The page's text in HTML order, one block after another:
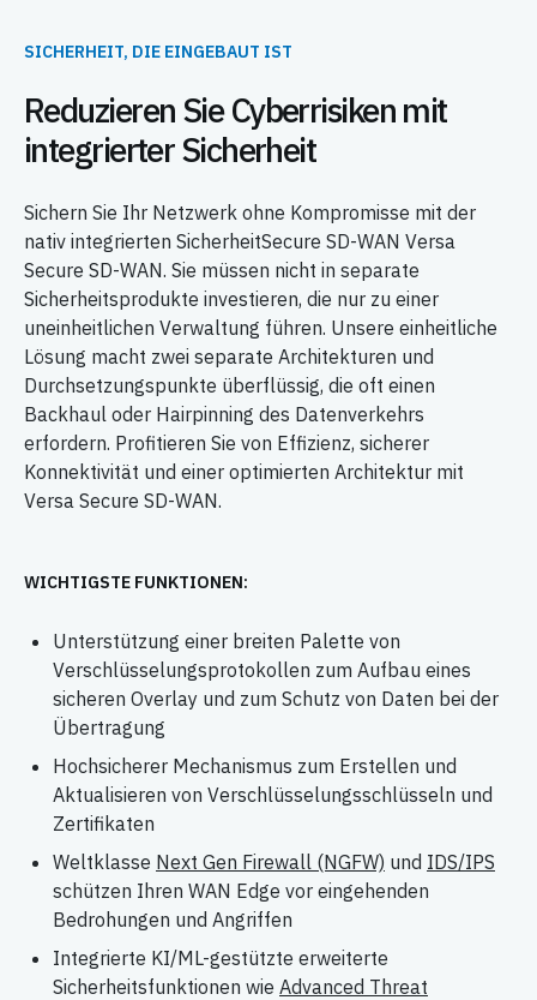
SICHERHEIT, DIE EINGEBAUT IST
Reduzieren Sie Cyberrisiken mit
integrierter Sicherheit
Sichern Sie Ihr Netzwerk ohne Kompromisse mit der
nativ integrierten SicherheitSecure SD-WAN Versa
Secure SD-WAN. Sie müssen nicht in separate
Sicherheitsprodukte investieren, die nur zu einer
uneinheitlichen Verwaltung führen. Unsere einheitliche
Lösung macht zwei separate Architekturen und
Durchsetzungspunkte überflüssig, die oft einen
Backhaul oder Hairpinning des Datenverkehrs
erfordern. Profitieren Sie von Effizienz, sicherer
Konnektivität und einer optimierten Architektur mit
Versa Secure SD-WAN.
WICHTIGSTE FUNKTIONEN:
Unterstützung einer breiten Palette von
Verschlüsselungsprotokollen zum Aufbau eines
sicheren Overlay und zum Schutz von Daten bei der
Übertragung
Hochsicherer Mechanismus zum Erstellen und
Aktualisieren von Verschlüsselungsschlüsseln und
Zertifikaten
Weltklasse Next Gen Firewall (NGFW) und IDS/IPS
schützen Ihren WAN Edge vor eingehenden
Bedrohungen und Angriffen
Integrierte KI/ML-gestützte erweiterte
Sicherheitsfunktionen wie Advanced Threat